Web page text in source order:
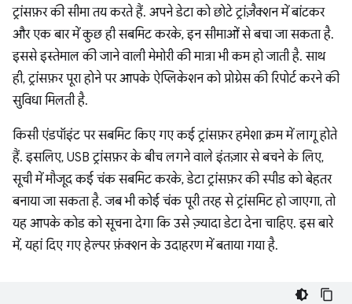
ट्रांसफ़र की सीमा तय करते हैं. अपने डेटा को छोटे ट्रांज़ैक्शन में बांटकर
और एक बार में कुछ ही सबमिट करके, इन सीमाओं से बचा जा सकता है.
इससे इस्तेमाल की जाने वाली मेमोरी की मात्रा भी कम हो जाती है. साथ
ही, ट्रांसफ़र पूरा होने पर आपके ऐप्लिकेशन को प्रोग्रेस की रिपोर्ट करने की
सुविधा मिलती है.
किसी एंडपॉइंट पर सबमिट किए गए कई ट्रांसफ़र हमेशा क्रम में लागू होते
हैं. इसलिए, USB ट्रांसफ़र के बीच लगने वाले इंतज़ार से बचने के लिए,
सूची में मौजूद कई चंक सबमिट करके, डेटा ट्रांसफ़र की स्पीड को बेहतर
बनाया जा सकता है. जब भी कोई चंक पूरी तरह से ट्रांसमिट हो जाएगा, तो
यह आपके कोड को सूचना देगा कि उसे ज़्यादा डेटा देना चाहिए. इस बारे
में, यहां दिए गए हेल्पर फ़ंक्शन के उदाहरण में बताया गया है.